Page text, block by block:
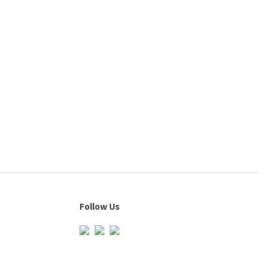
Follow Us